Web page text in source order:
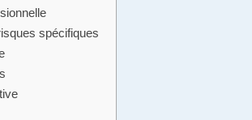
spécifiques